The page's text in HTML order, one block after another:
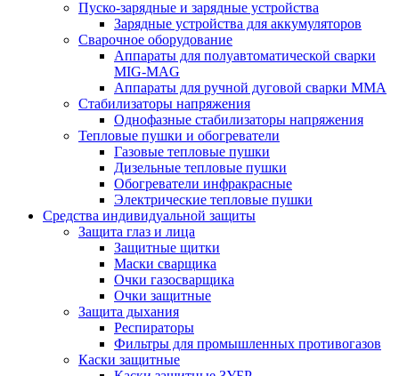
Пуско-зарядные и зарядные устройства
Зарядные устройства для аккумуляторов
Сварочное оборудование
Аппараты для полуавтоматической сварки
MIG-MAG
Аппараты для ручной дуговой сварки MMA
Стабилизаторы напряжения
Однофазные стабилизаторы напряжения
Тепловые пушки и обогреватели
Газовые тепловые пушки
Дизельные тепловые пушки
Обогреватели инфракрасные
Электрические тепловые пушки
Средства индивидуальной защиты
Защита глаз и лица
Защитные щитки
Маски сварщика
Очки газосварщика
Очки защитные
Защита дыхания
Респираторы
Фильтры для промышленных противогазов
Каски защитные